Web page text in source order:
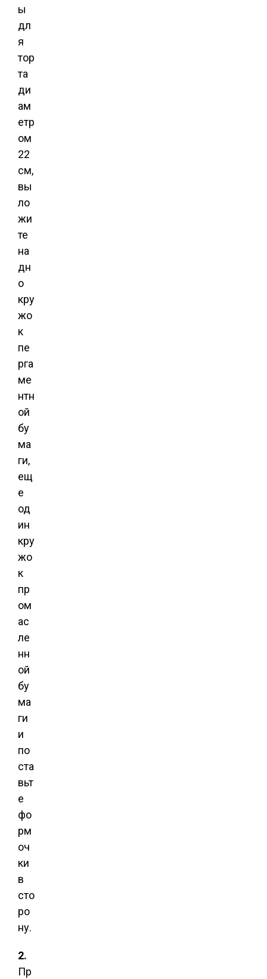
ы
дл
я
тор
та
ди
ам
етр
ом
22
см,
вы
ло
жи
те
на
дн
о
кру
жо
к
пе
рга
ме
нтн
ой
бу
ма
ги,
ещ
е
од
ин
кру
жо
к
пр
ом
ас
ле
нн
ой
бу
ма
ги
и
по
ста
вьт
е
фо
рм
оч
ки
в
сто
ро
ну.
2.
Пр